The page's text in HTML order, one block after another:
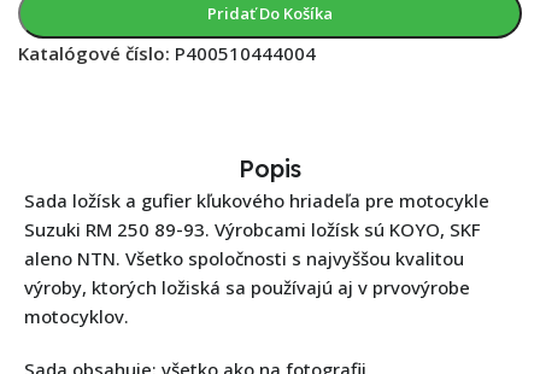
Pridať Do Košíka
Katalógové číslo: P400510444004
Popis
Sada ložísk a gufier kľukového hriadeľa pre motocykle
Suzuki RM 250 89-93. Výrobcami ložísk sú KOYO, SKF
aleno NTN. Všetko spoločnosti s najvyššou kvalitou
výroby, ktorých ložiská sa používajú aj v prvovýrobe
motocyklov.
Sada obsahuje: všetko ako na fotografii